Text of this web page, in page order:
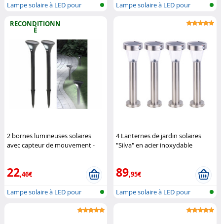
Lampe solaire à LED pour
Lampe solaire à LED pour
RECONDITIONN
É
2 bornes lumineuses solaires
avec capteur de mouvement -
22,46€
Lampe solaire à LED pour
4 Lanternes de jardin solaires
"Silva" en acier inoxydable
89,95€
Lampe solaire à LED pour